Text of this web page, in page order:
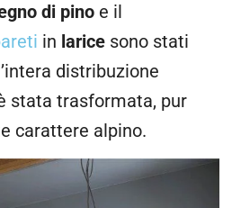
di pino e il
in larice sono stati
distribuzione
stata trasformata, pur
carattere alpino.